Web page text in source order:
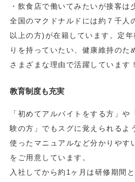
・飲食店で働いてみたいが接客は
全国のマクドナルドには約７千人
以上の方)が在籍しています。定
りを持っていたい、健康維持のた
さまざまな理由で活躍しています！
教育制度も充実
「初めてアルバイトをする方」や
験の方」でもスグに覚えられるよ
使ったマニュアルなど分かりやす
をご用意しています。
入社してから約1ヶ月は研修期間